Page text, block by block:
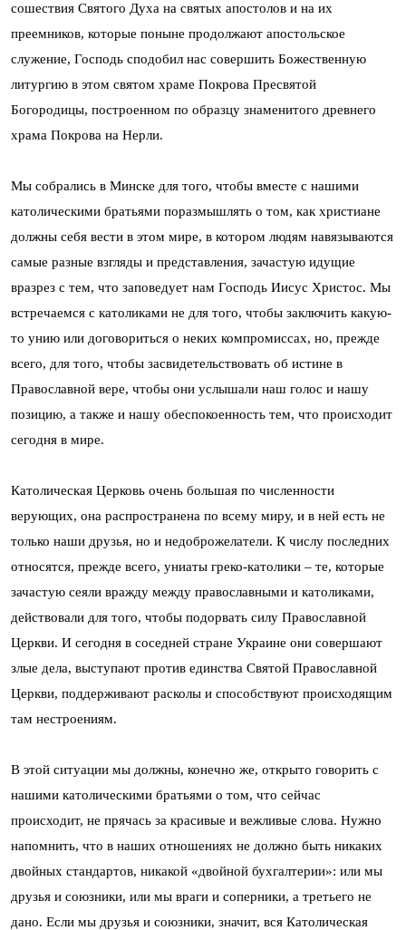
сошествия Святого Духа на святых апостолов и на их
преемников, которые поныне продолжают апостольское
служение, Господь сподобил нас совершить Божественную
литургию в этом святом храме Покрова Пресвятой
Богородицы, построенном по образцу знаменитого древнего
храма Покрова на Нерли.
Мы собрались в Минске для того, чтобы вместе с нашими
католическими братьями поразмышлять о том, как христиане
должны себя вести в этом мире, в котором людям навязываются
самые разные взгляды и представления, зачастую идущие
вразрез с тем, что заповедует нам Господь Иисус Христос. Мы
встречаемся с католиками не для того, чтобы заключить какую-
то унию или договориться о неких компромиссах, но, прежде
всего, для того, чтобы засвидетельствовать об истине в
Православной вере, чтобы они услышали наш голос и нашу
позицию, а также и нашу обеспокоенность тем, что происходит
сегодня в мире.
Католическая Церковь очень большая по численности
верующих, она распространена по всему миру, и в ней есть не
только наши друзья, но и недоброжелатели. К числу последних
относятся, прежде всего, униаты греко-католики – те, которые
зачастую сеяли вражду между православными и католиками,
действовали для того, чтобы подорвать силу Православной
Церкви. И сегодня в соседней стране Украине они совершают
злые дела, выступают против единства Святой Православной
Церкви, поддерживают расколы и способствуют происходящим
там нестроениям.
В этой ситуации мы должны, конечно же, открыто говорить с
нашими католическими братьями о том, что сейчас
происходит, не прячась за красивые и вежливые слова. Нужно
напомнить, что в наших отношениях не должно быть никаких
двойных стандартов, никакой «двойной бухгалтерии»: или мы
друзья и союзники, или мы враги и соперники, а третьего не
дано. Если мы друзья и союзники, значит, вся Католическая